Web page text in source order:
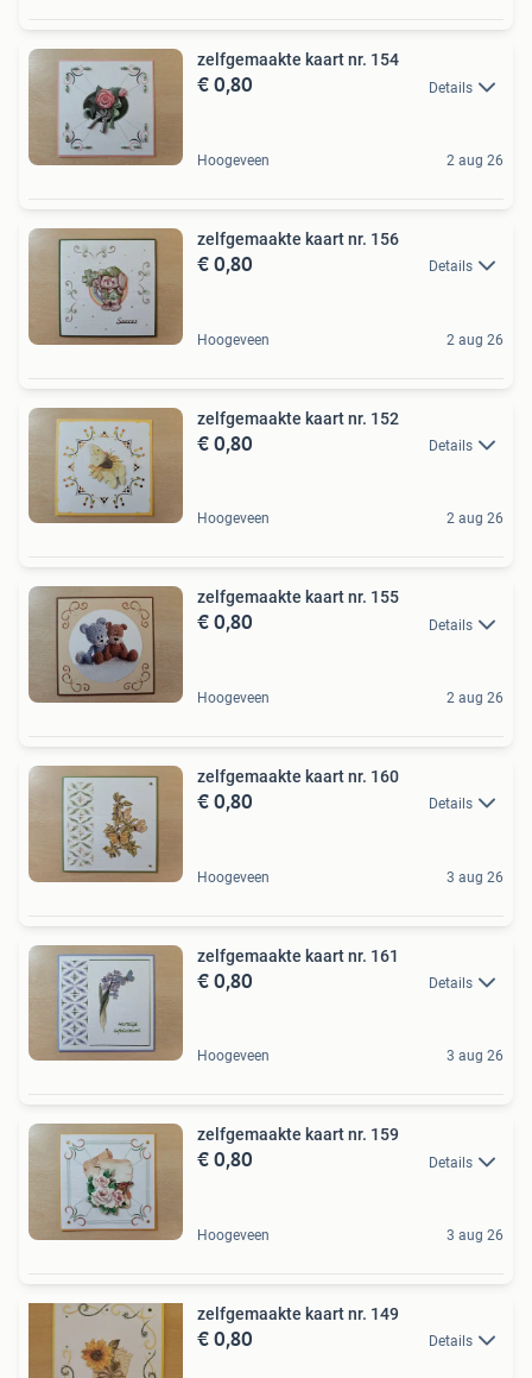
zelfgemaakte kaart nr. 154
€ 0,80 Details
Hoogeveen 2 aug 26
zelfgemaakte kaart nr. 156
€ 0,80 Details
Hoogeveen 2 aug 26
zelfgemaakte kaart nr. 152
€ 0,80 Details
Hoogeveen 2 aug 26
zelfgemaakte kaart nr. 155
€ 0,80 Details
Hoogeveen 2 aug 26
zelfgemaakte kaart nr. 160
€ 0,80 Details
Hoogeveen 3 aug 26
zelfgemaakte kaart nr. 161
€ 0,80 Details
Hoogeveen 3 aug 26
zelfgemaakte kaart nr. 159
€ 0,80 Details
Hoogeveen 3 aug 26
zelfgemaakte kaart nr. 149
€ 0,80 Details